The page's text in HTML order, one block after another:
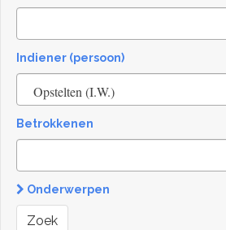
Indiener (persoon)
Opstelten (I.W.)
Betrokkenen
Onderwerpen
Zoek